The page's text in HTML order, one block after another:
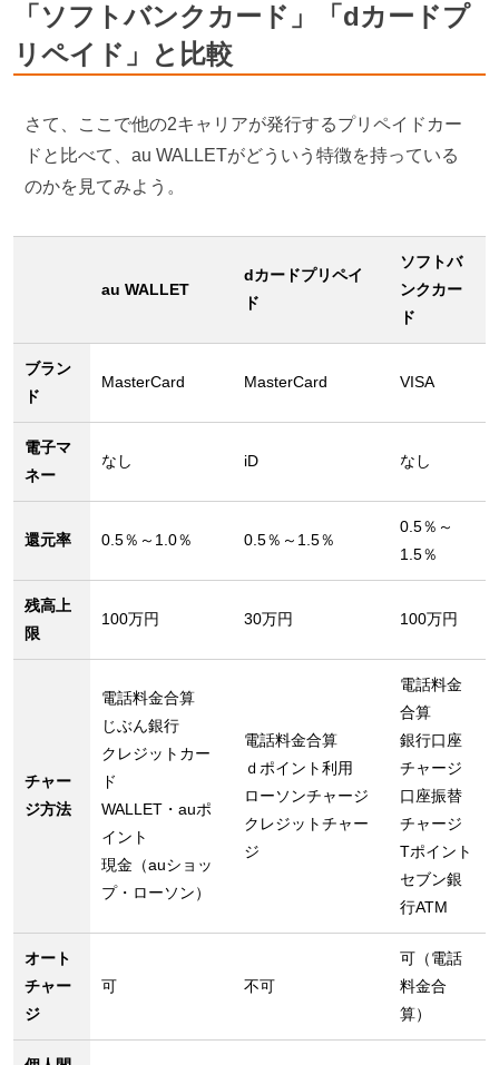
「ソフトバンクカード」「dカードプ
リペイド」と比較
さて、ここで他の2キャリアが発行するプリペイドカー
ドと比べて、au WALLETがどういう特徴を持っている
のかを見てみよう。
au WALLET
dカードプリペイ
ド
ソフトバ
ンクカー
ド
ブラン
ド
MasterCard MasterCard VISA
電子マ
ネー
なし iD なし
還元率 0.5％～1.0％ 0.5％～1.5％
0.5％～
1.5％
残高上
限
100万円 30万円 100万円
チャー
ジ方法
電話料金合算
じぶん銀行
クレジットカー
ド
WALLET・auポ
イント
現金（auショッ
プ・ローソン）
電話料金合算
ｄポイント利用
ローソンチャージ
クレジットチャー
ジ
電話料金
合算
銀行口座
チャージ
口座振替
チャージ
Tポイント
セブン銀
行ATM
オート
チャー
ジ
可 不可
可（電話
料金合
算）